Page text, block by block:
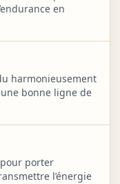
en
harmonieusement
bonne ligne de
porter
l’énergie